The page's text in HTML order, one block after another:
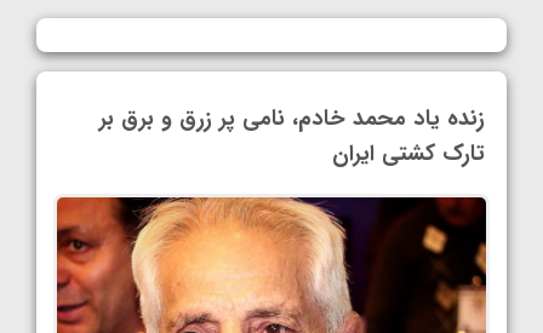
زنده یاد محمد خادم، نامی پر زرق و برق بر
تارک کشتی ایران